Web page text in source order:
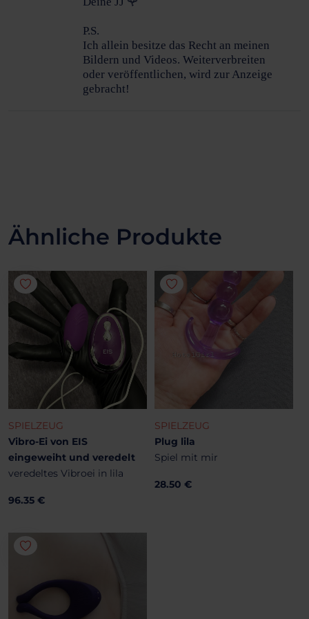
P.S.
Ich allein besitze das Recht an meinen
Bildern und Videos. Weiterverbreiten
oder veröffentlichen, wird zur Anzeige
gebracht!
Ähnliche Produkte
SPIELZEUG
Vibro-Ei von EIS
eingeweiht und veredelt
veredeltes Vibroei in lila
96.35 €
SPIELZEUG
Plug lila
Spiel mit mir
28.50 €